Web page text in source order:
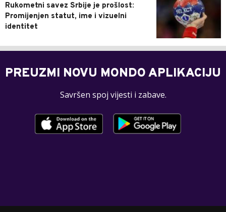
Rukometni savez Srbije je prošlost:
Promijenjen statut, ime i vizuelni
identitet
PREUZMI NOVU MONDO APLIKACIJU
Savršen spoj vijesti i zabave.